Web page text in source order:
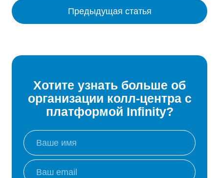
Предыдущая статья
Хотите узнать больше об
организации колл-центра с
платформой Infinity?